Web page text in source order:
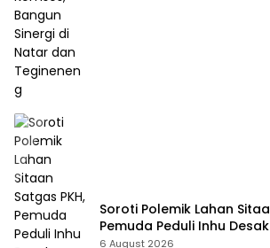
Soroti Polemik Lahan
Pemuda Peduli Inhu
Cabut KSO PT PAS
6 August 2026